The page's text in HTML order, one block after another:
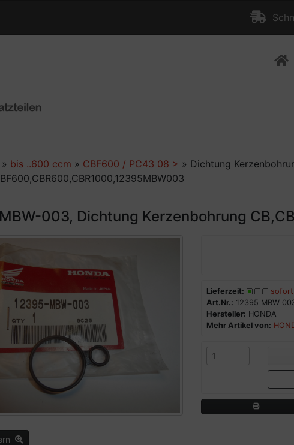
» bis ..600 ccm » CBF600 / PC43 08 > » Dichtung
003, Dichtung Kerzenbohrung
Lieferzeit:
sofort
Art.Nr.: 12395 MBW
Hersteller: HONDA
Mehr Artikel von: